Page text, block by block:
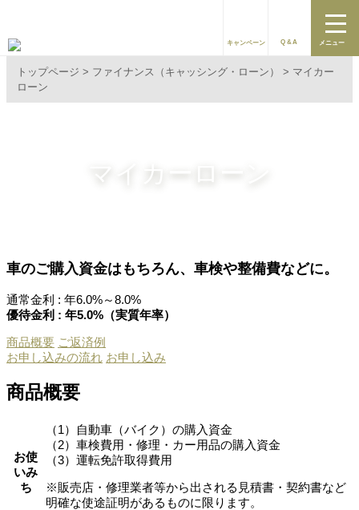
キャンペーン Q&A メニュー
トップページ ファイナンス（キャッシング・ローン）
マイカー
ローン
マイカーローン
車のご購入資金はもちろん、車検や整備費などに。
通常金利 : 年6.0%～8.0%
優待金利 : 年5.0%（実質年率）
商品概要 ご返済例
お申し込みの流れ お申し込み
商品概要
お使
いみ
ち
（1）自動車（バイク）の購入資金
（2）車検費用・修理・カー用品の購入資金
（3）運転免許取得費用
※販売店・修理業者等から出される見積書・契約書など
明確な使途証明があるものに限ります。